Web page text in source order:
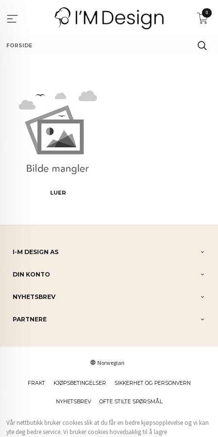
innholdet
0
FORSIDE
LUER
I-M DESIGN AS
DIN KONTO
NYHETSBREV
PARTNERE
Norwegian
FRAKT KJØPSBETINGELSER SIKKERHET OG PERSONVERN
NYHETSBREV OFTE STILTE SPØRSMÅL
Vår nettbutikk bruker cookies slik at du får en bedre kjøpsopplevelse og vi kan
yte deg bedre service. Vi bruker cookies hovedsaklig til å lagre